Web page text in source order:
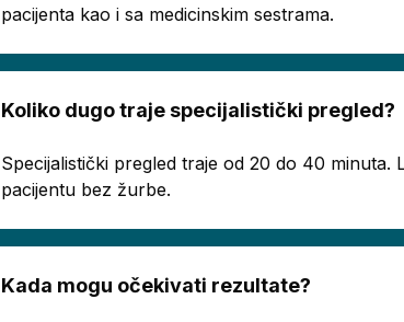
pacijenta kao i sa medicinskim sestrama.
Koliko dugo traje specijalistički pregled?
Specijalistički pregled traje od 20 do 40
pacijentu bez žurbe.
Kada mogu očekivati rezultate?